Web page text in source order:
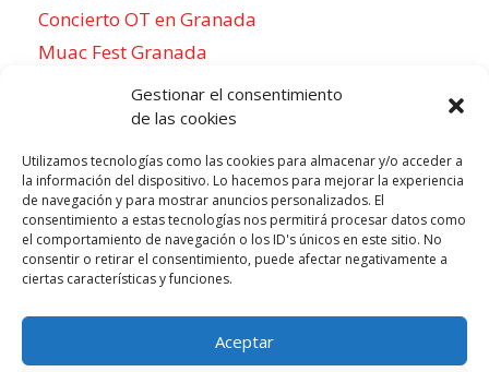
Gestionar el consentimiento
de las cookies
Utilizamos tecnologías como las cookies para almacenar y/o acceder a
la información del dispositivo. Lo hacemos para mejorar la experiencia
de navegación y para mostrar anuncios personalizados. El
consentimiento a estas tecnologías nos permitirá procesar datos como
el comportamiento de navegación o los ID's únicos en este sitio. No
consentir o retirar el consentimiento, puede afectar negativamente a
ciertas características y funciones.
Aceptar
Concierto OT en Granada
Muac Fest Granada
Concierto de Saiko en Granada
Para sentirse como un local
Week of agosto 3
3 4 5 6 7 8 9